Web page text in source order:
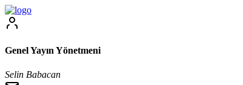
Genel Yayın Yönetmeni
Selin Babacan